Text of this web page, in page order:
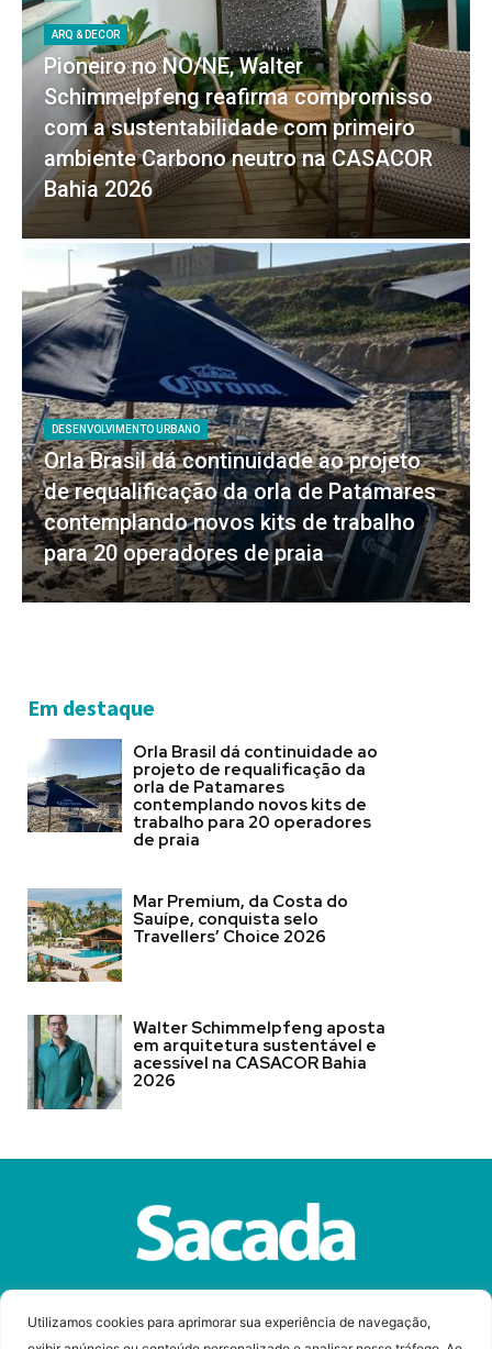
Utilizamos cookies para aprimorar sua experiência de navegação,
ARQ & DECOR
Pioneiro no NO/NE, Walter
Schimmelpfeng reafirma compromisso
com a sustentabilidade com primeiro
ambiente Carbono neutro na CASACOR
Bahia 2026
DESENVOLVIMENTO URBANO
Orla Brasil dá continuidade ao projeto
de requalificação da orla de Patamares
contemplando novos kits de trabalho
para 20 operadores de praia
Em destaque
Orla Brasil dá continuidade ao
projeto de requalificação da
orla de Patamares
contemplando novos kits de
trabalho para 20 operadores
de praia
Mar Premium, da Costa do
Sauípe, conquista selo
Travellers’ Choice 2026
Walter Schimmelpfeng aposta
em arquitetura sustentável e
acessível na CASACOR Bahia
2026